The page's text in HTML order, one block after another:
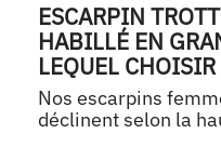
ESCARPIN
HABILLÉ EN
LEQUEL CHOISIR
Nos escarpins
déclinent selon la